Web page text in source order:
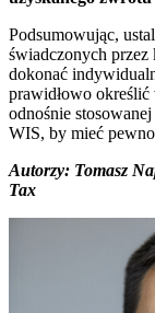
Podsumowując,
świadczonych przez
dokonać
prawidłowo
odnośnie
WIS, by mieć
Autorzy: Tomasz
Tax